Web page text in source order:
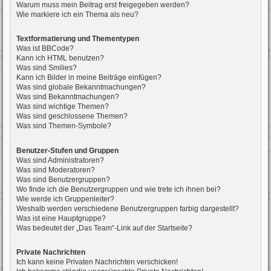
Warum muss mein Beitrag erst freigegeben werden?
Wie markiere ich ein Thema als neu?
Textformatierung und Thementypen
Was ist BBCode?
Kann ich HTML benutzen?
Was sind Smilies?
Kann ich Bilder in meine Beiträge einfügen?
Was sind globale Bekanntmachungen?
Was sind Bekanntmachungen?
Was sind wichtige Themen?
Was sind geschlossene Themen?
Was sind Themen-Symbole?
Benutzer-Stufen und Gruppen
Was sind Administratoren?
Was sind Moderatoren?
Was sind Benutzergruppen?
Wo finde ich die Benutzergruppen und wie trete ich ihnen bei?
Wie werde ich Gruppenleiter?
Weshalb werden verschiedene Benutzergruppen farbig dargestellt?
Was ist eine Hauptgruppe?
Was bedeutet der „Das Team“-Link auf der Startseite?
Private Nachrichten
Ich kann keine Privaten Nachrichten verschicken!